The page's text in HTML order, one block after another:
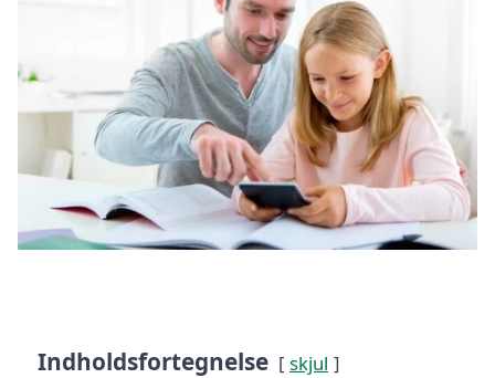
Indholdsfortegnelse skjul